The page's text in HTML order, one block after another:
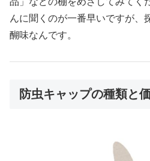
んに聞くのが一番早いですが、
醐味なんです。
防虫キャップの種類と